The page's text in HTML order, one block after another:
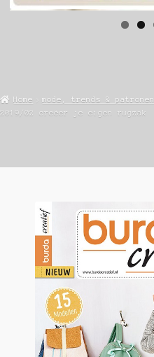
Home mode, trends & patronen
2019/02 creëer je eigen rugzak